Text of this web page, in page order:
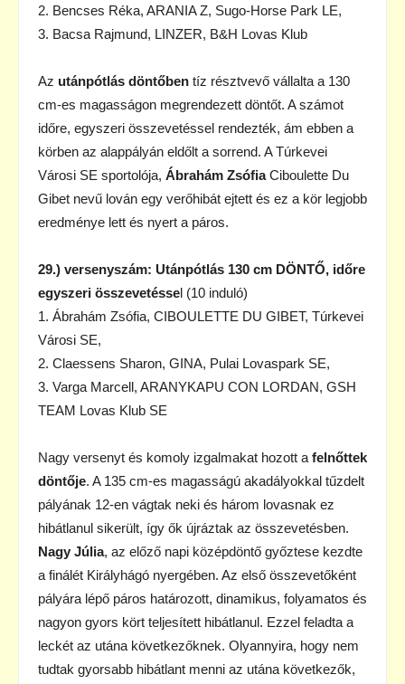
2. Bencses Réka, ARANIA Z, Sugo-Horse Park LE,
3. Bacsa Rajmund, LINZER, B&H Lovas Klub
Az utánpótlás döntőben tíz résztvevő vállalta a 130
cm-es magasságon megrendezett döntőt. A számot
időre, egyszeri összevetéssel rendezték, ám ebben a
körben az alappályán eldőlt a sorrend. A Túrkevei
Városi SE sportolója, Ábrahám ZsófiaCiboulette Du
Gibet nevű lován egy verőhibát ejtett és ez a kör legjobb
eredménye lett és nyert a páros.
29.) versenyszám: Utánpótlás 130 cm DÖNTŐ, időre
egyszeri összevetéssel (10 induló)
1. Ábrahám Zsófia, CIBOULETTE DU GIBET, Túrkevei
Városi SE,
2. Claessens Sharon, GINA, Pulai Lovaspark SE,
3. Varga Marcell, ARANYKAPU CON LORDAN, GSH
TEAM Lovas Klub SE
Nagy versenyt és komoly izgalmakat hozott a felnőttek
döntője. A 135 cm-es magasságú akadályokkal tűzdelt
pályának 12-en vágtak neki és három lovasnak ez
hibátlanul sikerült, így ők újráztak az összevetésben.
Nagy Júlia, az előző napi középdöntő győztese kezdte
a finálét Királyhágó nyergében. Az első összevetőként
pályára lépő páros határozott, dinamikus, folyamatos és
nagyon gyors kört teljesített hibátlanul. Ezzel feladta a
leckét az utána következőknek. Olyannyira, hogy nem
tudtak gyorsabb hibátlant menni az utána következők,